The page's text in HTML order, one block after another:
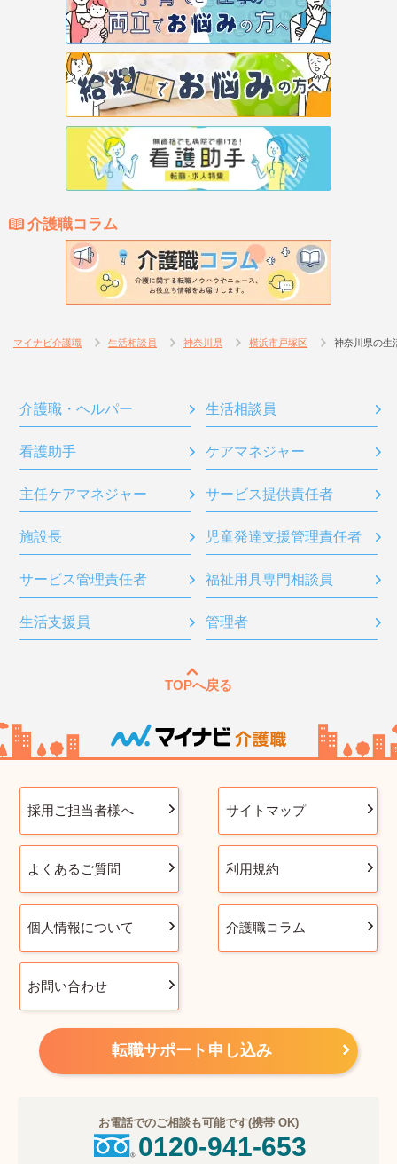
介護職コラム
マイナビ介護職 生活相談員 神奈川県 横浜市戸塚区 神奈川県の生
介護職・ヘルパー 生活相談員
看護助手 ケアマネジャー
主任ケアマネジャー サービス提供責任者
施設長 児童発達支援管理責任者
サービス管理責任者 福祉用具専門相談員
生活支援員 管理者
TOPへ戻る
採用ご担当者様へ サイトマップ
よくあるご質問 利用規約
個人情報について 介護職コラム
お問い合わせ
転職サポート申し込み
お電話でのご相談も可能です(携帯 OK)
0120-941-653